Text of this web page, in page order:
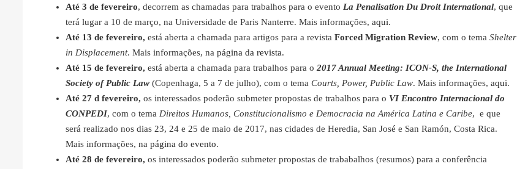
Até 3 de fevereiro, decorrem as chamadas para trabalhos para o evento La Penalisation Du Droit International, que
terá lugar a 10 de março, na Universidade de Paris Nanterre. Mais informações, aqui.
Até 13 de fevereiro, está aberta a chamada para artigos para a revista Forced Migration Review, com o tema Shelter
in Displacement. Mais informações, na página da revista.
Até 15 de fevereiro, está aberta a chamada para trabalhos para o 2017 Annual Meeting: ICON-S, the International
Society of Public Law (Copenhaga, 5 a 7 de julho), com o tema Courts, Power, Public Law. Mais informações, aqui.
Até 27 d fevereiro, os interessados poderão submeter propostas de trabalhos para o VI Encontro Internacional do
CONPEDI, com o tema Direitos Humanos, Constitucionalismo e Democracia na América Latina e Caribe, e que
será realizado nos dias 23, 24 e 25 de maio de 2017, nas cidades de Heredia, San José e San Ramón, Costa Rica.
Mais informações, na página do evento.
Até 28 de fevereiro, os interessados poderão submeter propostas de trababalhos (resumos) para a conferência